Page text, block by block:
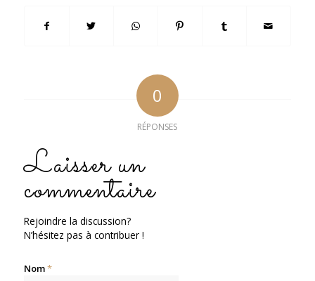
0
RÉPONSES
Laisser un
commentaire
Rejoindre la discussion?
N’hésitez pas à contribuer !
Nom*